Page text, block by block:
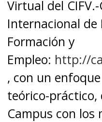
Virtual del
Internacional de
Formación y
Empleo: http://
, con un
teórico-
Campus con los